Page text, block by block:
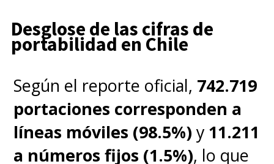
Desglose de las cifras de
portabilidad en Chile
Según el reporte oficial, 742.719
portaciones corresponden a
líneas móviles (98.5%) y 11.211
a números fijos (1.5%), lo que